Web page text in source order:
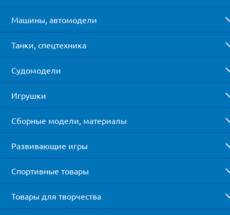
Машины, автомодели
Танки, спецтехника
Судомодели
Игрушки
Сборные модели, материалы
Развивающие игры
Спортивные товары
Товары для творчества